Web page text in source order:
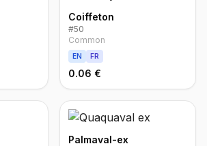
Coiffeton
#50
Common
EN FR
0.06 €
Palmaval-ex